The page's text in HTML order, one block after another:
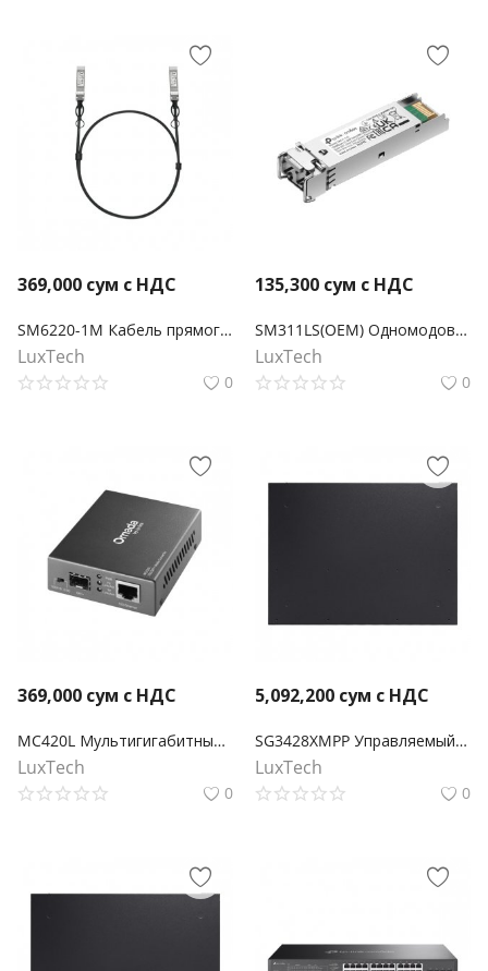
369,000 сум с НДС
SM6220-1M Кабель прямого подключения Omada 1 метр 25G SFP28
LuxTech
0
135,300 сум с НДС
SM311LS(OEM) Одномодовый гигабитный SFP LC трансивер Omada
LuxTech
0
369,000 сум с НДС
MC420L Мультигигабитный медиаконвертер Omada 10G SFP+
LuxTech
0
5,092,200 сум с НДС
SG3428XMPP Управляемый коммутатор Omada L2+ с 24 портами Gigabit и 4 портами 10GE SFP+ с 16 портами PoE+ и 8 портами PoE++
LuxTech
0